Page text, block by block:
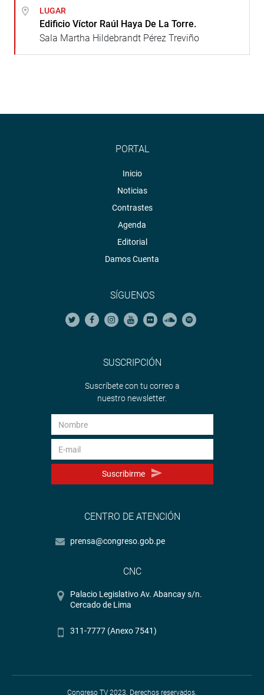
LUGAR
Edificio Víctor Raúl Haya De La Torre.
Sala Martha Hildebrandt Pérez Treviño
PORTAL
Inicio
Noticias
Contrastes
Agenda
Editorial
Damos Cuenta
SÍGUENOS
SUSCRIPCIÓN
Suscríbete con tu correo a
nuestro newsletter.
Suscribirme
CENTRO DE ATENCIÓN
prensa@congreso.gob.pe
CNC
Palacio Legislativo Av. Abancay s/n.
Cercado de Lima
311-7777 (Anexo 7541)
Congreso TV 2023. Derechos reservados.